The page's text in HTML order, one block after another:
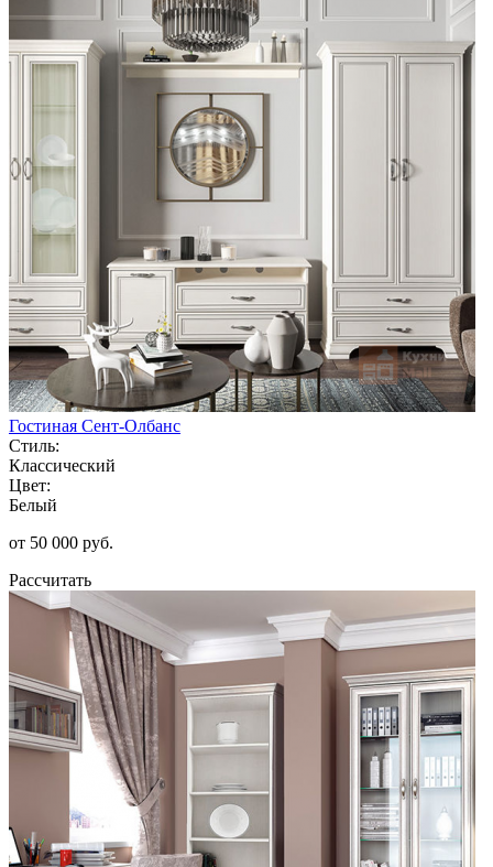
Гостиная Сент-Олбанс
Стиль:
Классический
Цвет:
Белый
от 50 000 руб.
Рассчитать